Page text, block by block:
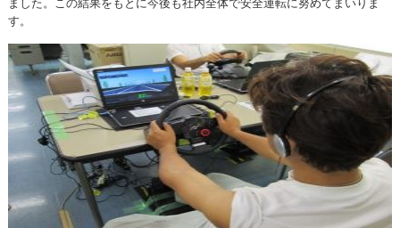
ました。この結果をもとに今後も社内全体で安全運転に努めてまいりま
す。